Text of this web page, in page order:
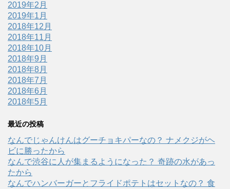
2019年2月
2019年1月
2018年12月
2018年11月
2018年10月
2018年9月
2018年8月
2018年7月
2018年6月
2018年5月
最近の投稿
なんでじゃんけんはグーチョキパーなの？ ナメクジがヘ
ビに勝ったから
なんで渋谷に人が集まるようになった？ 奇跡の水があっ
たから
なんでハンバーガーとフライドポテトはセットなの？ 食